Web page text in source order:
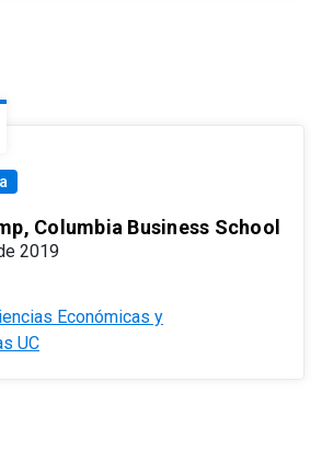
Columbia Business School
2019
Económicas y
UC